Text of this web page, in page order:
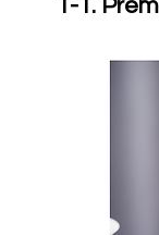
T-1.